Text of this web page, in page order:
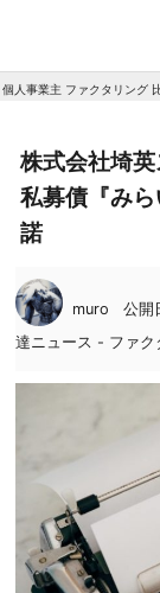
個人事業主 ファクタリング
株式会社埼
私募債『み
諾
muro 公
達ニュース - ファク